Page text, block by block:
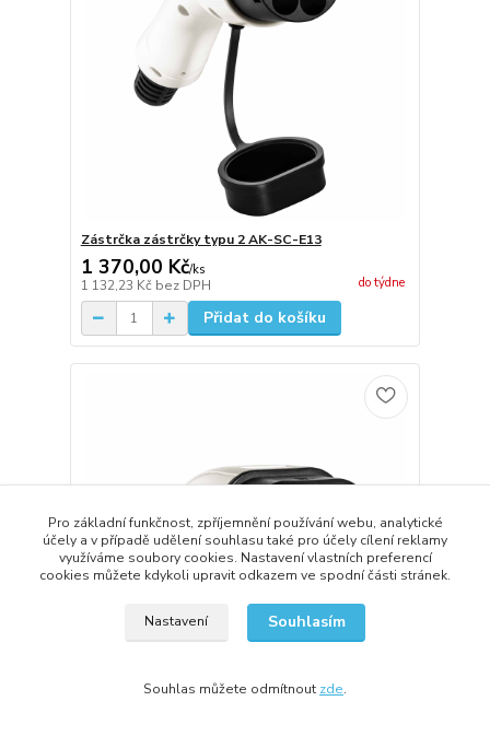
Zástrčka zástrčky typu 2 AK-SC-E13
1 370,00 Kč/ks
1 132,23 Kč bez DPH do týdne
Přidat do košíku
Pro základní funkčnost, zpříjemnění používání webu, analytické
účely a v případě udělení souhlasu také pro účely cílení reklamy
využíváme soubory cookies. Nastavení vlastních preferencí
cookies můžete kdykoli upravit odkazem ve spodní části stránek.
Nastavení Souhlasím
Souhlas můžete odmítnout zde.